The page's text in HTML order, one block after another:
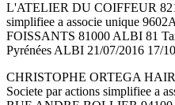
L'ATELIER DU COIFFEUR
simplifiee a associe unique
FOISSANTS 81000 ALBI 81
Pyrénées ALBI 21/07/2016 17/
CHRISTOPHE ORTEGA
Societe par actions simplifiee a